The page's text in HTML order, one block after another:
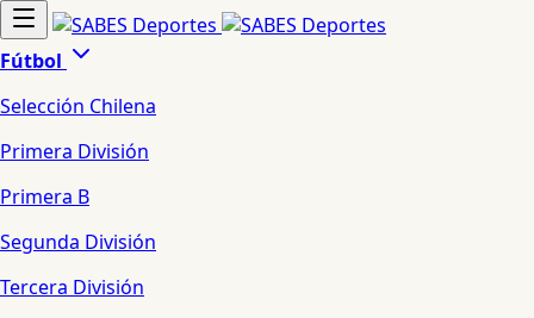
Fútbol
Selección Chilena
Primera División
Primera B
Segunda División
Tercera División